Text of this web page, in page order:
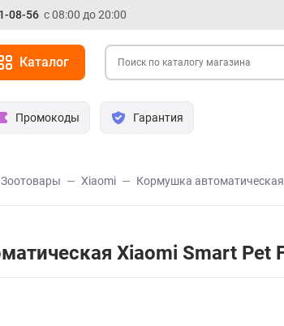
08-56 с 08:00 до 20:00
Каталог
Промокоды Гарантия
Зоотовары Xiaomi Кормушка автоматическая
Xiaomi Smart Pet